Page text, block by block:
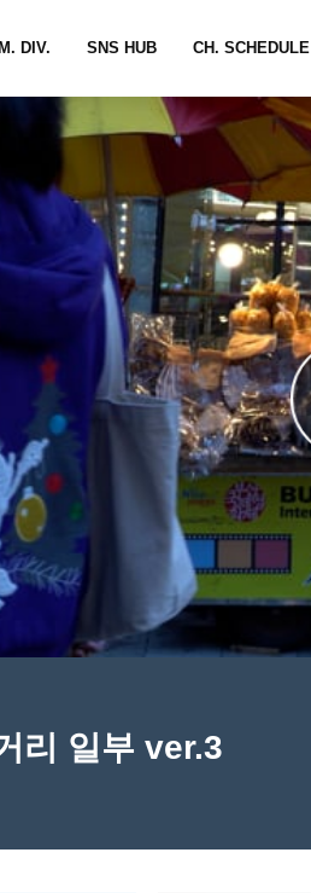
DIV. SNS HUB CH. SCHEDULE
리 일부 ver.3